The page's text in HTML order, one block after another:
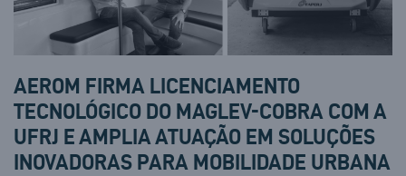
AEROM FIRMA LICENCIAMENTO
TECNOLÓGICO DO MAGLEV-COBRA COM A
UFRJ E AMPLIA ATUAÇÃO EM SOLUÇÕES
INOVADORAS PARA MOBILIDADE URBANA